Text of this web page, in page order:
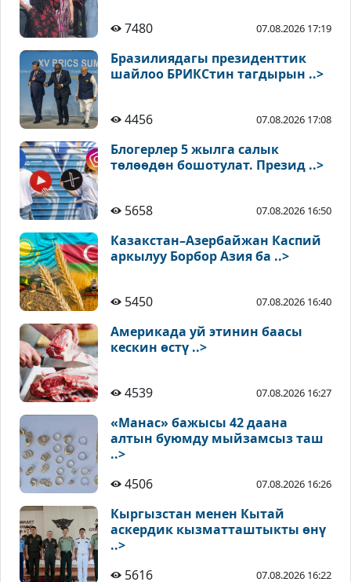
7480 07.08.2026 17:19
Бразилиядагы президенттик
шайлоо БРИКСтин тагдырын ..>
4456 07.08.2026 17:08
Блогерлер 5 жылга салык
төлөөдөн бошотулат. Презид ..>
5658 07.08.2026 16:50
Казакстан–Азербайжан Каспий
аркылуу Борбор Азия ба ..>
5450 07.08.2026 16:40
Америкада уй этинин баасы
кескин өстү ..>
4539 07.08.2026 16:27
«Манас» бажысы 42 даана
алтын буюмду мыйзамсыз таш
..>
4506
07.08.2026 16:26
Кыргызстан менен Кытай
аскердик кызматташтыкты өнү
..>
5616
07.08.2026 16:22